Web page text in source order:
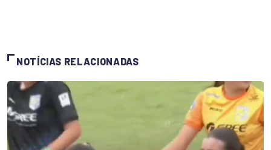
NOTÍCIAS RELACIONADAS